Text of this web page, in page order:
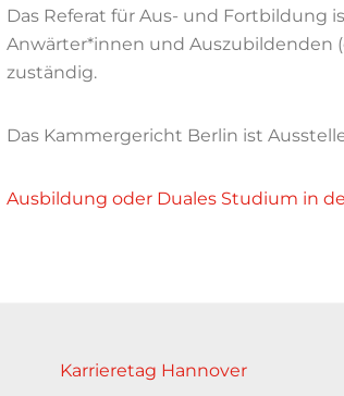
Das Referat für Aus- und Fortbildung
Anwärter*innen und Auszubildenden
zuständig.
Das Kammergericht Berlin ist
Ausbildung oder Duales Studium in
Karrieretag Hannover